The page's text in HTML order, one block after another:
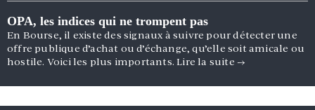
OPA, les indices qui ne trompent pas
En Bourse, il existe des signaux à suivre pour détecter une
offre publique d’achat ou d’échange, qu’elle soit amicale ou
hostile. Voici les plus importants.Lire la suite →